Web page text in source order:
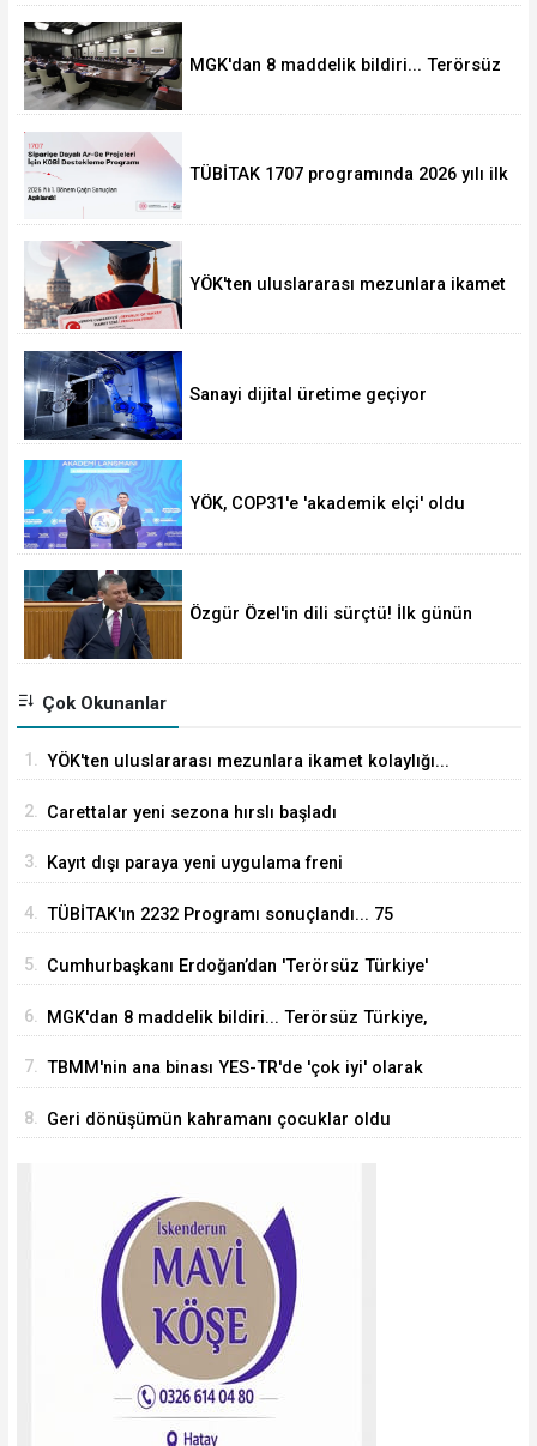
MGK'dan 8 maddelik bildiri... Terörsüz
TÜBİTAK 1707 programında 2026 yılı ilk
YÖK'ten uluslararası mezunlara ikamet
Sanayi dijital üretime geçiyor
YÖK, COP31'e 'akademik elçi' oldu
Özgür Özel'in dili sürçtü! İlk günün
Çok Okunanlar
1. YÖK'ten uluslararası mezunlara ikamet kolaylığı...
2. Carettalar yeni sezona hırslı başladı
3. Kayıt dışı paraya yeni uygulama freni
4. TÜBİTAK'ın 2232 Programı sonuçlandı... 75
5. Cumhurbaşkanı Erdoğan’dan 'Terörsüz Türkiye'
6. MGK'dan 8 maddelik bildiri... Terörsüz Türkiye,
7. TBMM'nin ana binası YES-TR'de 'çok iyi' olarak
8. Geri dönüşümün kahramanı çocuklar oldu